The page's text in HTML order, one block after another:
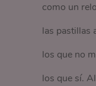
como un
las pastillas
los que no
los que sí.